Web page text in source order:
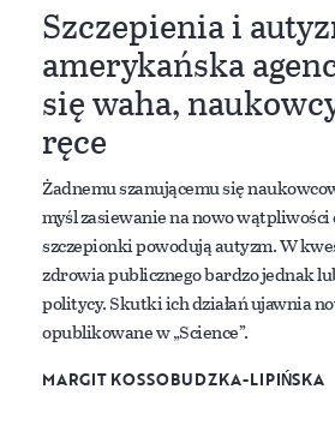
Szczepienia i
amerykańska
się waha,
ręce
Żadnemu szanującemu się
myśl zasiewanie na nowo wątpliwości
szczepionki powodują autyzm. W
zdrowia publicznego bardzo jednak
politycy. Skutki ich działań ujawnia
opublikowane w „Science”.
MARGIT KOSSOBUDZKA-LIPIŃSKA